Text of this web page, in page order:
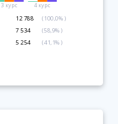
3 курс 4 курс
12 788
(100,0%)
7 534
(58,9%)
5 254 (41,1%)